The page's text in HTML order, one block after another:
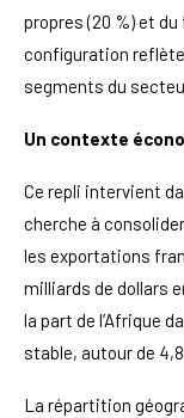
propres (20 %) et
configuration
segments du
Un contexte
Ce repli intervient
cherche à
les exportations
milliards de dollars
la part de l’Afrique
stable, autour de
La répartition